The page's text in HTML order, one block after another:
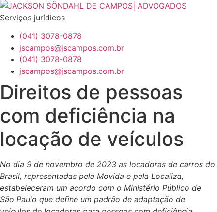
Pular
para
conteúdo
Serviços jurídicos
(041) 3078-0878
jscampos@jscampos.com.br
Menu (041) 3078-0878
jscampos@jscampos.com.br
Direitos de pessoas
com deficiência na
locação de veículos
No dia 9 de novembro de 2023 as locadoras de carros do
Brasil, representadas pela Movida e pela Localiza,
estabeleceram um acordo com o Ministério Público de
São Paulo que define um padrão de adaptação de